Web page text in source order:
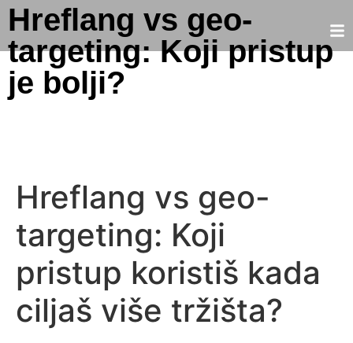
Hreflang vs geo-
targeting: Koji pristup
je bolji?
Hreflang vs geo-
targeting: Koji
pristup koristiš kada
ciljaš više tržišta?